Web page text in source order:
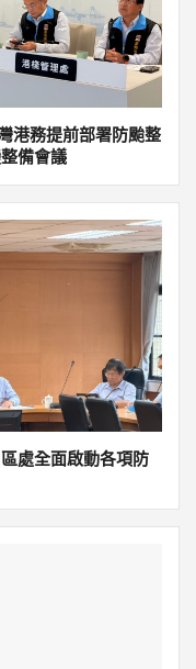
港務提前部署防颱整
備會議
處全面啟動各項防